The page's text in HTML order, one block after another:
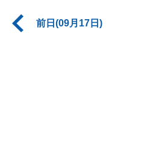
前日(09月17日)